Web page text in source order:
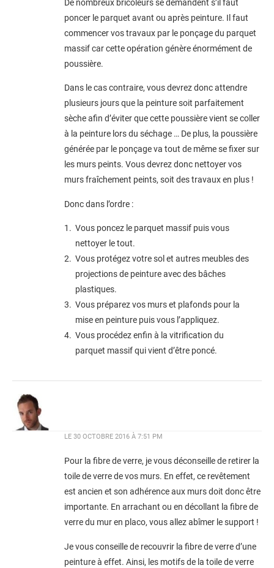
De nombreux bricoleurs se demandent s’il faut
poncer le parquet avant ou après peinture. Il faut
commencer vos travaux par le ponçage du parquet
massif car cette opération génère énormément de
poussière.
Dans le cas contraire, vous devrez donc attendre
plusieurs jours que la peinture soit parfaitement
sèche afin d’éviter que cette poussière vient se coller
à la peinture lors du séchage … De plus, la poussière
générée par le ponçage va tout de même se fixer sur
les murs peints. Vous devrez donc nettoyer vos
murs fraîchement peints, soit des travaux en plus !
Donc dans l’ordre :
Vous poncez le parquet massif puis vous
nettoyer le tout.
Vous protégez votre sol et autres meubles des
projections de peinture avec des bâches
plastiques.
Vous préparez vos murs et plafonds pour la
mise en peinture puis vous l’appliquez.
Vous procédez enfin à la vitrification du
parquet massif qui vient d’être poncé.
LE 30 OCTOBRE 2016 À 7:51 PM
Pour la fibre de verre, je vous déconseille de retirer la
toile de verre de vos murs. En effet, ce revêtement
est ancien et son adhérence aux murs doit donc être
importante. En arrachant ou en décollant la fibre de
verre du mur en placo, vous allez abîmer le support !
Je vous conseille de recouvrir la fibre de verre d’une
peinture à effet. Ainsi, les motifs de la toile de verre